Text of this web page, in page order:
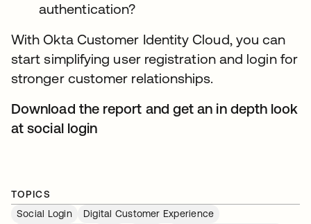
authentication?
With Okta Customer Identity Cloud, you can
start simplifying user registration and login for
stronger customer relationships.
Download the report and get an in depth look
at social login
TOPICS
Social Login
Digital Customer Experience